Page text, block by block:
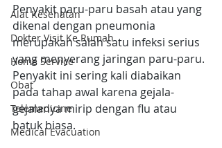
Alat Kesehatan
Dokter Visit Ke Rumah
Home Service
Obat
Telemedicine
Medical Evacuation
Penyakit paru-paru basah atau yang
dikenal dengan pneumonia
merupakan salah satu infeksi serius
yang menyerang jaringan paru-paru.
Penyakit ini sering kali diabaikan
pada tahap awal karena gejala-
gejalanya mirip dengan flu atau
batuk biasa.